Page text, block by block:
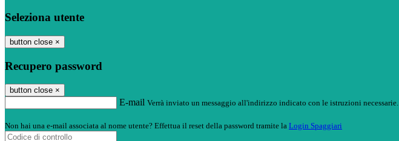
Seleziona utente
button close ×
Recupero password
button close ×
E-mail Verrà inviato un messaggio all'indirizzo indicato con le istruzioni necessarie.
Non hai una e-mail associata al nome utente? Effettua il reset della password tramite la Login Spaggiari